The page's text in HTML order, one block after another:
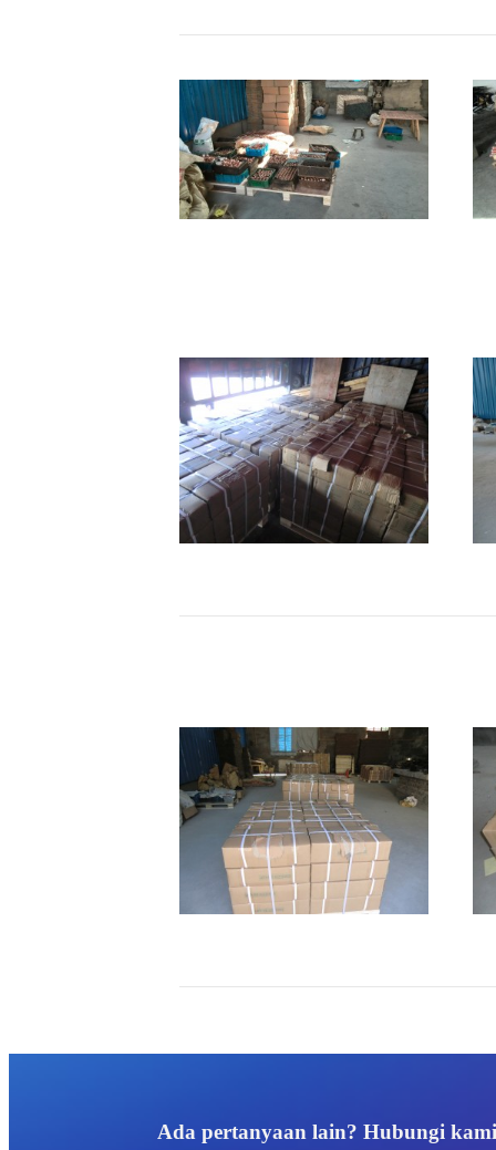
Ada pertanyaan lain? Hubungi